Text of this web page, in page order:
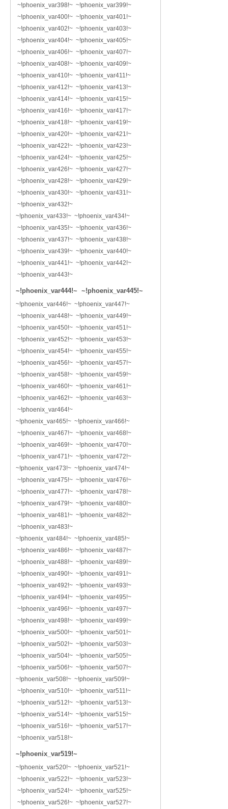
~!phoenix_var398!~ ~!phoenix_var399!~
~!phoenix_var400!~ ~!phoenix_var401!~
~!phoenix_var402!~ ~!phoenix_var403!~
~!phoenix_var404!~ ~!phoenix_var405!~
~!phoenix_var406!~ ~!phoenix_var407!~
~!phoenix_var408!~ ~!phoenix_var409!~
~!phoenix_var410!~ ~!phoenix_var411!~
~!phoenix_var412!~ ~!phoenix_var413!~
~!phoenix_var414!~ ~!phoenix_var415!~
~!phoenix_var416!~ ~!phoenix_var417!~
~!phoenix_var418!~ ~!phoenix_var419!~
~!phoenix_var420!~ ~!phoenix_var421!~
~!phoenix_var422!~ ~!phoenix_var423!~
~!phoenix_var424!~ ~!phoenix_var425!~
~!phoenix_var426!~ ~!phoenix_var427!~
~!phoenix_var428!~ ~!phoenix_var429!~
~!phoenix_var430!~ ~!phoenix_var431!~
~!phoenix_var432!~
~!phoenix_var433!~ ~!phoenix_var434!~
~!phoenix_var435!~ ~!phoenix_var436!~
~!phoenix_var437!~ ~!phoenix_var438!~
~!phoenix_var439!~ ~!phoenix_var440!~
~!phoenix_var441!~ ~!phoenix_var442!~
~!phoenix_var443!~
~!phoenix_var444!~ ~!phoenix_var445!~
~!phoenix_var446!~ ~!phoenix_var447!~
~!phoenix_var448!~ ~!phoenix_var449!~
~!phoenix_var450!~ ~!phoenix_var451!~
~!phoenix_var452!~ ~!phoenix_var453!~
~!phoenix_var454!~ ~!phoenix_var455!~
~!phoenix_var456!~ ~!phoenix_var457!~
~!phoenix_var458!~ ~!phoenix_var459!~
~!phoenix_var460!~ ~!phoenix_var461!~
~!phoenix_var462!~ ~!phoenix_var463!~
~!phoenix_var464!~
~!phoenix_var465!~ ~!phoenix_var466!~
~!phoenix_var467!~ ~!phoenix_var468!~
~!phoenix_var469!~ ~!phoenix_var470!~
~!phoenix_var471!~ ~!phoenix_var472!~
~!phoenix_var473!~ ~!phoenix_var474!~
~!phoenix_var475!~ ~!phoenix_var476!~
~!phoenix_var477!~ ~!phoenix_var478!~
~!phoenix_var479!~ ~!phoenix_var480!~
~!phoenix_var481!~ ~!phoenix_var482!~
~!phoenix_var483!~
~!phoenix_var484!~ ~!phoenix_var485!~
~!phoenix_var486!~ ~!phoenix_var487!~
~!phoenix_var488!~ ~!phoenix_var489!~
~!phoenix_var490!~ ~!phoenix_var491!~
~!phoenix_var492!~ ~!phoenix_var493!~
~!phoenix_var494!~ ~!phoenix_var495!~
~!phoenix_var496!~ ~!phoenix_var497!~
~!phoenix_var498!~ ~!phoenix_var499!~
~!phoenix_var500!~ ~!phoenix_var501!~
~!phoenix_var502!~ ~!phoenix_var503!~
~!phoenix_var504!~ ~!phoenix_var505!~
~!phoenix_var506!~ ~!phoenix_var507!~
~!phoenix_var508!~ ~!phoenix_var509!~
~!phoenix_var510!~ ~!phoenix_var511!~
~!phoenix_var512!~ ~!phoenix_var513!~
~!phoenix_var514!~ ~!phoenix_var515!~
~!phoenix_var516!~ ~!phoenix_var517!~
~!phoenix_var518!~
~!phoenix_var519!~
~!phoenix_var520!~ ~!phoenix_var521!~
~!phoenix_var522!~ ~!phoenix_var523!~
~!phoenix_var524!~ ~!phoenix_var525!~
~!phoenix_var526!~ ~!phoenix_var527!~